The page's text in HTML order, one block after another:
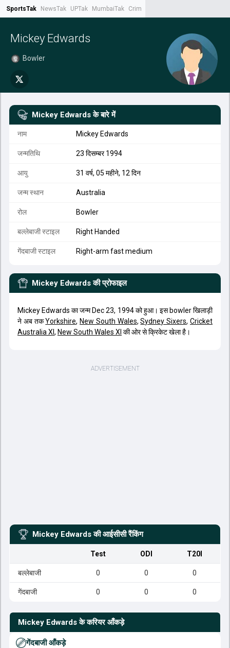
SportsTak NewsTak UPTak MumbaiTak CrimeTak
Mickey Edwards
Bowler
Mickey Edwards के बारे में
नाम Mickey Edwards
जन्मतिथि 23 दिसम्बर 1994
आयु 31 वर्ष, 05 महीने, 12 दिन
जन्म स्थान Australia
रोल Bowler
बल्लेबाजी स्टाइल Right Handed
गेंदबाजी स्टाइल Right-arm fast medium
Mickey Edwards की प्रोफाइल
Mickey Edwards का जन्म Dec 23, 1994 को हुआ। इस bowler खिलाड़ी
ने अब तकYorkshire, New South Wales,Sydney Sixers,Cricket
Australia XI , New South Wales XI की ओर से क्रिकेट खेला है।
Mickey Edwards की आईसीसी रैंकिंग
Test ODI T20I
बल्लेबाजी 0 0 0
गेंदबाजी 0 0 0
Mickey Edwards के करियर आँकड़े
गेंदबाजी आँकड़े